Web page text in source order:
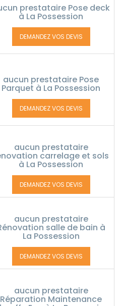
prestataire Pose deck
à La Possession
DEMANDEZ VOS DEVIS
aucun prestataire Pose
Parquet à La Possession
DEMANDEZ VOS DEVIS
aucun prestataire
carrelage et sols
à La Possession
DEMANDEZ VOS DEVIS
aucun prestataire
salle de bain à
La Possession
DEMANDEZ VOS DEVIS
aucun prestataire
Réparation Maintenance